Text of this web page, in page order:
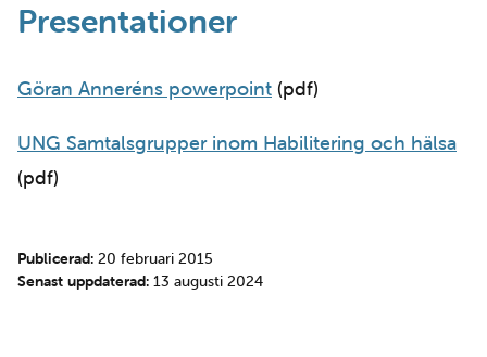
Presentationer
Göran Anneréns powerpoint (pdf)
UNG Samtalsgrupper inom Habilitering och hälsa
(pdf)
Publicerad: 20 februari 2015
Senast uppdaterad: 13 augusti 2024